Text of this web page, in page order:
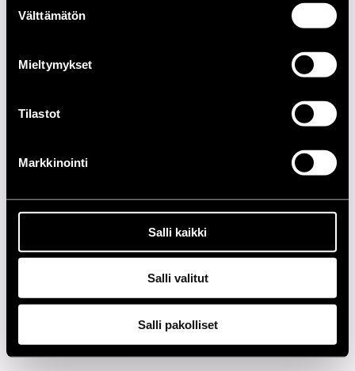
valinta
Välttämätön
Mieltymykset
Tilastot
Markkinointi
Salli kaikki
Salli valitut
Salli pakolliset
2000-LUKU
1990-LUKU
1980-LUKU